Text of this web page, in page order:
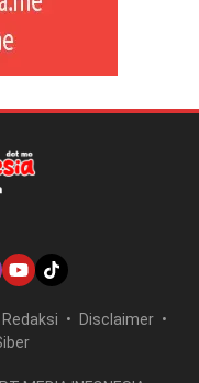
Redaksi
Disclaimer